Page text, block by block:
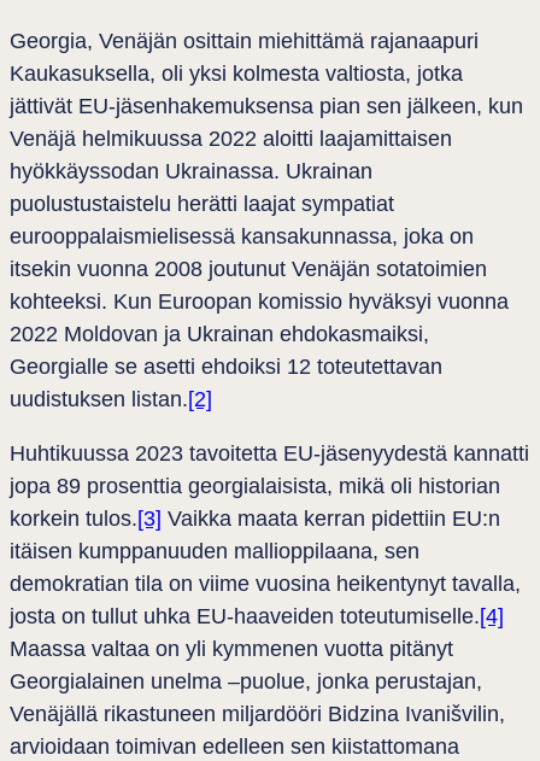
Georgia, Venäjän osittain miehittämä rajanaapuri
Kaukasuksella, oli yksi kolmesta valtiosta, jotka
jättivät EU-jäsenhakemuksensa pian sen jälkeen, kun
Venäjä helmikuussa 2022 aloitti laajamittaisen
hyökkäyssodan Ukrainassa. Ukrainan
puolustustaistelu herätti laajat sympatiat
eurooppalaismielisessä kansakunnassa, joka on
itsekin vuonna 2008 joutunut Venäjän sotatoimien
kohteeksi. Kun Euroopan komissio hyväksyi vuonna
2022 Moldovan ja Ukrainan ehdokasmaiksi,
Georgialle se asetti ehdoiksi 12 toteutettavan
uudistuksen listan.[2]
Huhtikuussa 2023 tavoitetta EU-jäsenyydestä kannatti
jopa 89 prosenttia georgialaisista, mikä oli historian
korkein tulos.[3] Vaikka maata kerran pidettiin EU:n
itäisen kumppanuuden mallioppilaana, sen
demokratian tila on viime vuosina heikentynyt tavalla,
josta on tullut uhka EU-haaveiden toteutumiselle.[4]
Maassa valtaa on yli kymmenen vuotta pitänyt
Georgialainen unelma –puolue, jonka perustajan,
Venäjällä rikastuneen miljardööri Bidzina Ivanišvilin,
arvioidaan toimivan edelleen sen kiistattomana